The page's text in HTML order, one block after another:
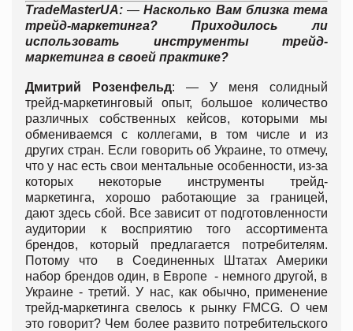
TradeMasterUA: — Насколько Вам близка тема
трейд-маркетинга? Приходилось ли
использовать инструменты трейд-
маркетинга в своей практике?
Дмитрий Розенфельд: — У меня солидный
трейд-маркетинговый опыт, большое количество
различных собственных кейсов, которыми мы
обмениваемся с коллегами, в том числе и из
других стран. Если говорить об Украине, то отмечу,
что у нас есть свои ментальные особенности, из-за
которых некоторые инструменты трейд-
маркетинга, хорошо работающие за границей,
дают здесь сбой. Все зависит от подготовленности
аудитории к восприятию того ассортимента
брендов, который предлагается потребителям.
Потому что в Соединенных Штатах Америки
набор брендов один, в Европе - немного другой, в
Украине - третий. У нас, как обычно, применение
трейд-маркетинга свелось к рынку FMCG. О чем
это говорит? Чем более развито потребительского